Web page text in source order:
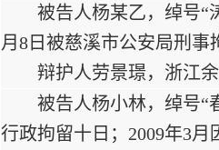
被告人杨某乙，绰号“
月8日被慈溪市公安局刑事
辩护人劳景璟，浙江
被告人杨小林，绰号“
行政拘留十日；2009年3